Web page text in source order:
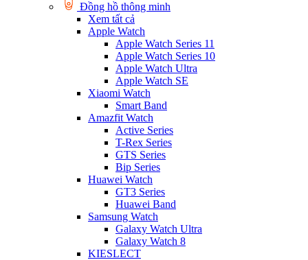
Đồng hồ thông minh
Xem tất cả
Apple Watch
Apple Watch Series 11
Apple Watch Series 10
Apple Watch Ultra
Apple Watch SE
Xiaomi Watch
Smart Band
Amazfit Watch
Active Series
T-Rex Series
GTS Series
Bip Series
Huawei Watch
GT3 Series
Huawei Band
Samsung Watch
Galaxy Watch Ultra
Galaxy Watch 8
KIESLECT